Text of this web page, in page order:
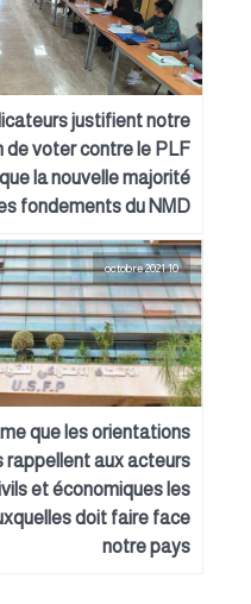
justifient notre
de voter contre le PLF
la nouvelle majorité
fondements du NMD
10 octobre 2021
que les orientations
rappellent aux acteurs
et économiques les
doit faire face
notre pays